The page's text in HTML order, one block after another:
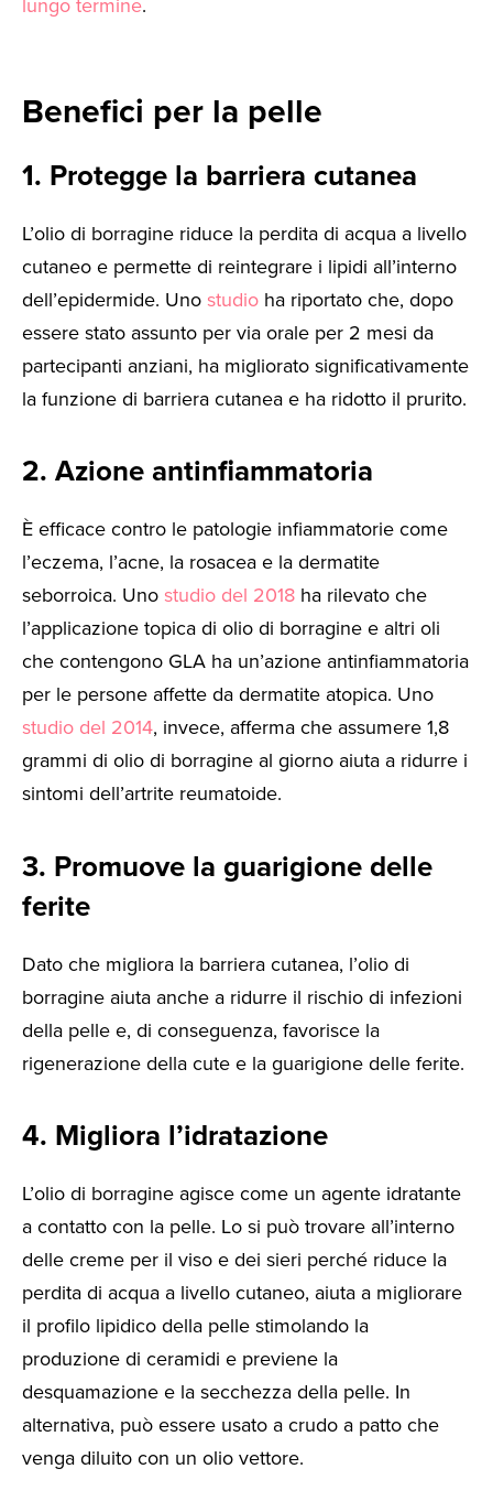
Benefici per la pelle
1. Protegge la barriera cutanea
L’olio di borragine riduce la perdita di acqua a livello
cutaneo e permette di reintegrare i lipidi all’interno
dell’epidermide. Unostudio ha riportato che, dopo
essere stato assunto per via orale per 2 mesi da
partecipanti anziani, ha migliorato significativamente
la funzione di barriera cutanea e ha ridotto il prurito.
2. Azione antinfiammatoria
È efficace contro le patologie infiammatorie come
l’eczema, l’acne, la rosacea e la dermatite
seborroica. Unostudio del 2018 ha rilevato che
l’applicazione topica di olio di borragine e altri oli
che contengono GLA ha un’azione antinfiammatoria
per le persone affette da dermatite atopica. Uno
studio del 2014, invece, afferma che assumere 1,8
grammi di olio di borragine al giorno aiuta a ridurre i
sintomi dell’artrite reumatoide.
3. Promuove la guarigione delle
ferite
Dato che migliora la barriera cutanea, l’olio di
borragine aiuta anche a ridurre il rischio di infezioni
della pelle e, di conseguenza, favorisce la
rigenerazione della cute e la guarigione delle ferite.
4. Migliora l’idratazione
L’olio di borragine agisce come un agente idratante
a contatto con la pelle. Lo si può trovare all’interno
delle creme per il viso e dei sieri perché riduce la
perdita di acqua a livello cutaneo, aiuta a migliorare
il profilo lipidico della pelle stimolando la
produzione di ceramidi e previene la
desquamazione e la secchezza della pelle. In
alternativa, può essere usato a crudo a patto che
venga diluito con un olio vettore.